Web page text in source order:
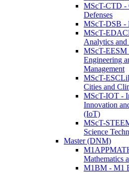
MScT-CTD -
Defenses
MScT-DSB -
MScT-
Analytics and
MScT-EESM
Engineering
Management
MScT-
Cities and
MScT-IOT -
Innovation
(IoT)
MScT-
Science
Master (DNM)
Mathematics
M1BM - M1